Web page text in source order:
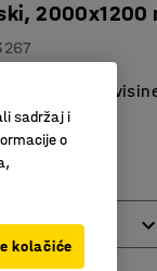
2000x1200
podešavanje
ploča stola
sadržaj i
o
kolačiće